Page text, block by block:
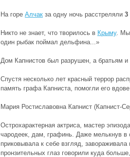
На горе Алчак за одну ночь расстреляли 3
Никто не знает, что творилось в Крыму. Мы
один рыбак поймал дельфина...»
Дом Капнистов был разрушен, а братьям
Спустя несколько лет красный террор
память графа Капниста, помогли его
Мария Ростиславовна Капнист (Капнист-
Острохарактерная актриса, мастер
чародеек, дам, графинь. Даже мелькнув в
приковывала к себе взгляд,
пронзительных глаз говорили куда